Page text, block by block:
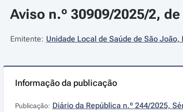
Aviso n.º 30909/2025/2,
Emitente: Unidade Local de Saúde de São João,
Informação da publicação
Publicação: Diário da República n.º 244/2025,